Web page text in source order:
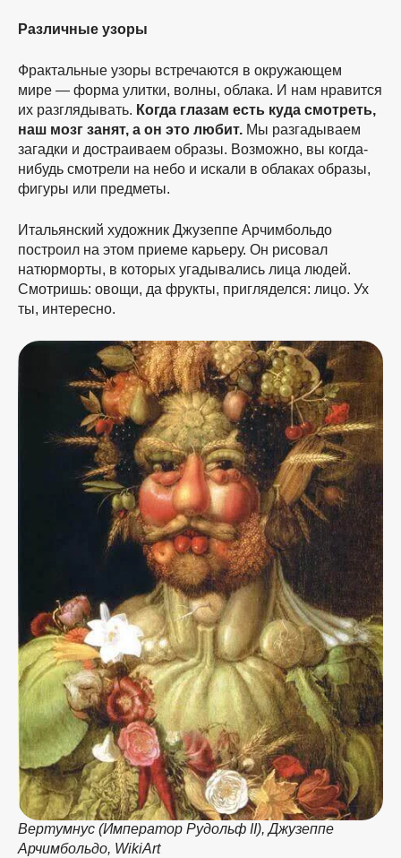
Различные узоры
Фрактальные узоры встречаются в окружающем
мире — форма улитки, волны, облака. И нам нравится
их разглядывать. Когда глазам есть куда смотреть,
наш мозг занят, а он это любит. Мы разгадываем
загадки и достраиваем образы. Возможно, вы когда-
нибудь смотрели на небо и искали в облаках образы,
фигуры или предметы.
Итальянский художник Джузеппе Арчимбольдо
построил на этом приеме карьеру. Он рисовал
натюрморты, в которых угадывались лица людей.
Смотришь: овощи, да фрукты, пригляделся: лицо. Ух
ты, интересно.
Вертумнус (Император Рудольф II), Джузеппе
Арчимбольдо, WikiArt